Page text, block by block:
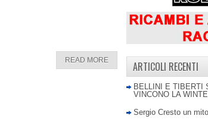
READ MORE ARTICOLI RECENTI
BELLINI E TIBERTI
VINCONO LA
Sergio Cresto un